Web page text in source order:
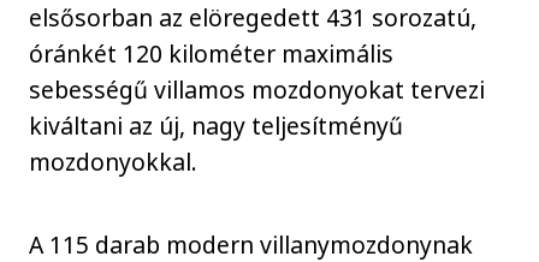
elsősorban az elöregedett 431 sorozatú,
óránkét 120 kilométer maximális
sebességű villamos mozdonyokat tervezi
kiváltani az új, nagy teljesítményű
mozdonyokkal.
A 115 darab modern villanymozdonynak